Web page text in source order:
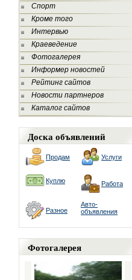
Спорт
Кроме того
Интервью
Краеведение
Фотогалерея
Информер новостей
Рейтинг сайтов
Новости партнеров
Каталог сайтов
Доска объявлений
Продам Услуги
Куплю Работа
Разное
Авто-
объявления
Фотогалерея